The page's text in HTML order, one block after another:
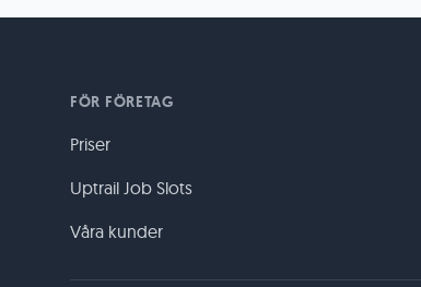
FÖR FÖRETAG
Priser
Uptrail Job Slots
Våra kunder